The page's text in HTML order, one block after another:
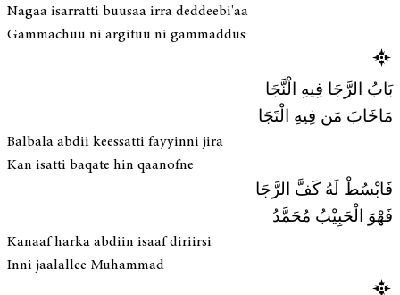
Nagaa isarratti buusaa irra deddeebi'aa
Gammachuu ni argituu ni gammaddus
بَابُ الرَّجَا فِيهِ الْنَّجَا
مَاخَابَ مَن فِيهِ الْتَجَا
Balbala abdii keessatti fayyinni jira
Kan isatti baqate hin qaanofne
فَابْسُطْ لَهُ كَفَّ الرَّجَا
فَهْوَ الْحَبِيْبُ مُحَمَّدُ
Kanaaf harka abdiin isaaf diriirsi
Inni jaalallee Muhammad